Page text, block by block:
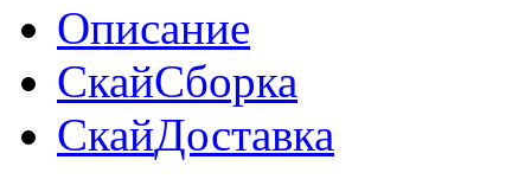
Описание
СкайСборка
СкайДоставка